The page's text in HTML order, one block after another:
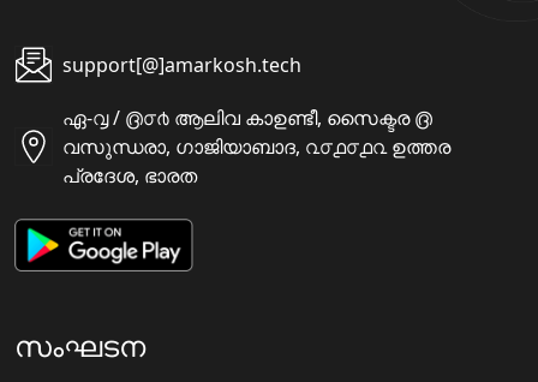
support[@]amarkosh.tech
ഏ-൮ / ൫൦൪ ആലിവ കാഉണ്ടീ, സൈക്ടര ൫
വസുന്ധരാ, ഗാജിയാബാദ, ൨൦൧൦൧൨ ഉത്തര
പ്രദേശ, ഭാരത
സംഘടന